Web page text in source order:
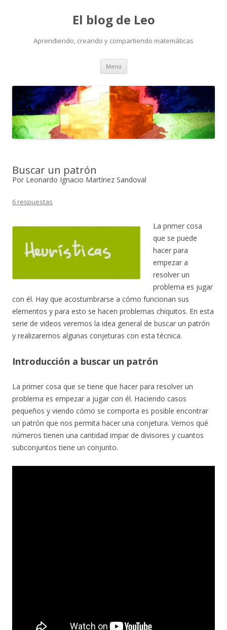
El blog de Leo
Aprendiendo, creando y compartiendo matemáticas
Menú Saltar
contenido
Buscar un patrón
Por Leonardo Ignacio Martínez Sandoval
6 respuestas
La primer cosa
que se puede
hacer para
empezar a
resolver un
problema es jugar
con él. Hay que acostumbrarse a cómo funcionan sus
elementos y para esto se hacen problemas chiquitos. En esta
serie de videos veremos la idea general de buscar un patrón
y realizaremos algunas conjeturas con esta técnica.
Introducción a buscar un patrón
La primer cosa que se tiene que hacer para resolver un
problema es empezar a jugar con él. Haciendo casos
pequeños y viendo cómo se comporta es posible encontrar
un patrón que nos permita hacer una conjetura. Vemos qué
números tienen una cantidad impar de divisores y cuantos
subconjuntos tiene un conjunto.